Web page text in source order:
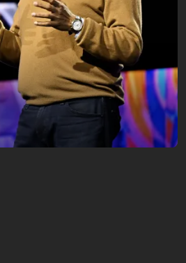
Vision
März 1, 2026